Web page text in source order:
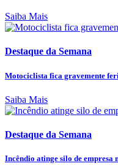
Saiba Mais
Destaque da Semana
Motociclista fica gravemente
Saiba Mais
Destaque da Semana
Incêndio atinge silo de empresa